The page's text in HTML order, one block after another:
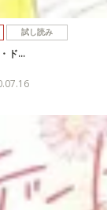
試し読み
ド…